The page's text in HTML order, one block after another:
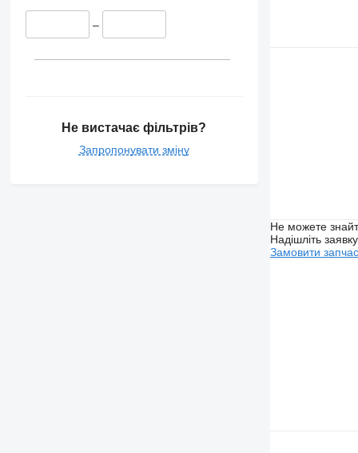
–
Не вистачає фільтрів?
Запропонувати зміну
Не можете
Надішліть
Замовити